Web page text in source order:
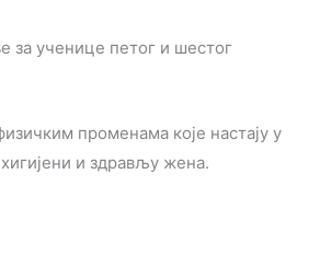
за ученице петог и шестог
променама које настају у
и здрављу жена.